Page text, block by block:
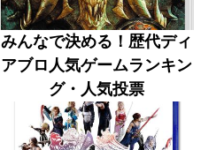
みんなで決める！歴代ディ
アブロ人気ゲームランキン
グ・人気投票